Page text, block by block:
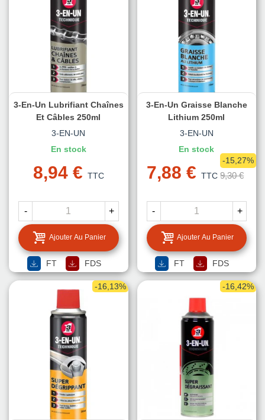
3-En-Un Lubrifiant Chaînes
Et Câbles 250ml
3-EN-UN
En stock
8,94 € TTC
- +
Ajouter Au Panier
FT FDS
3-En-Un Graisse Blanche
Lithium 250ml
3-EN-UN
En stock
7,88 € TTC 9,30 €
-15,27%
- +
Ajouter Au Panier
FT FDS
-16,13% -16,42%